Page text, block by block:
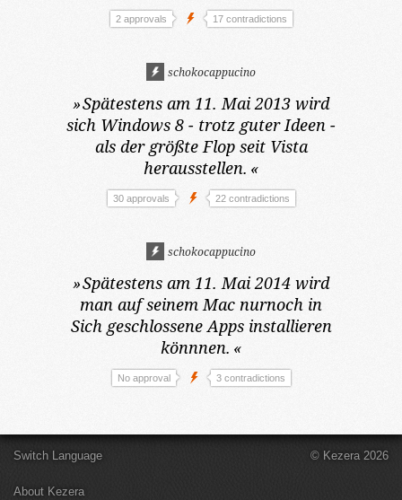
2 approvals 17 contradictions
schokocappucino
»Spätestens am 11. Mai 2013 wird
sich Windows 8 - trotz guter Ideen -
als der größte Flop seit Vista
herausstellen. «
30 approvals 22 contradictions
schokocappucino
»Spätestens am 11. Mai 2014 wird
man auf seinem Mac nurnoch in
Sich geschlossene Apps installieren
könnnen. «
No approval 3 contradictions
Switch Language
About Kezera
© Kezera 2026